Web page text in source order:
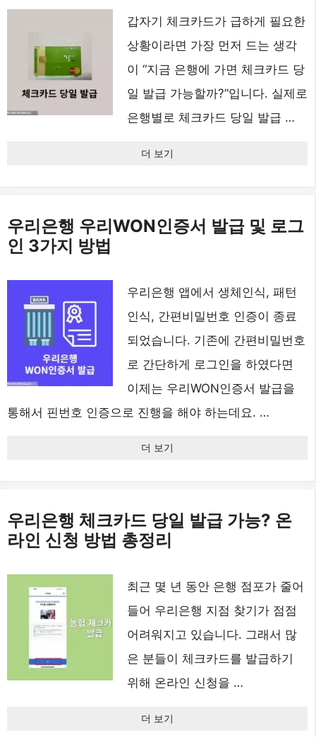
갑자기 체크카드가 급하게 필요한
상황이라면 가장 먼저 드는 생각
이 “지금 은행에 가면 체크카드 당
일 발급 가능할까?”입니다. 실제로
은행별로 체크카드 당일 발급 …
더 보기
우리은행 우리WON인증서 발급 및 로그
인 3가지 방법
우리은행 앱에서 생체인식, 패턴
인식, 간편비밀번호 인증이 종료
되었습니다. 기존에 간편비밀번호
로 간단하게 로그인을 하였다면
이제는 우리WON인증서 발급을
통해서 핀번호 인증으로 진행을 해야 하는데요. …
더 보기
우리은행 체크카드 당일 발급 가능? 온
라인 신청 방법 총정리
최근 몇 년 동안 은행 점포가 줄어
들어 우리은행 지점 찾기가 점점
어려워지고 있습니다. 그래서 많
은 분들이 체크카드를 발급하기
위해 온라인 신청을 …
더 보기